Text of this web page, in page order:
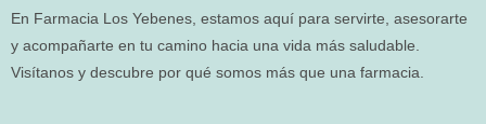
En Farmacia Los Yebenes, estamos aquí para servirte, asesorarte
y acompañarte en tu camino hacia una vida más saludable.
Visítanos y descubre por qué somos más que una farmacia.